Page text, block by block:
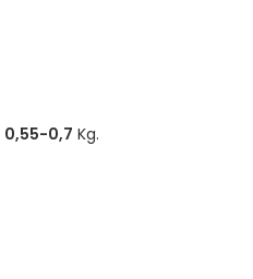
0,55-0,7 Kg.